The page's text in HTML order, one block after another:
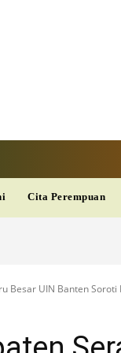
Cita Perempuan
Besar UIN Banten